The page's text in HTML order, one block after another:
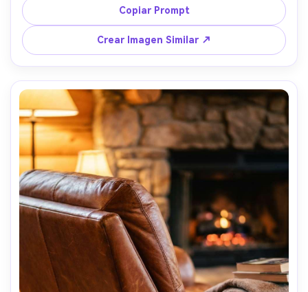
textura de mimbre fotorrealista, ambiente acogedor ideal
para Pinterest --ar 4:5
Copiar Prompt
Crear Imagen Similar ↗